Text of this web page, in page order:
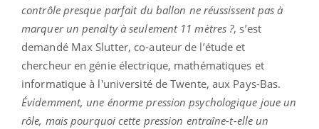
contrôle presque parfait du ballon ne réussissent pas à
marquer un penalty à seulement 11 mètres ?, s’est
demandé Max Slutter, co-auteur de l’étude et
chercheur en génie électrique, mathématiques et
informatique à l'université de Twente, aux Pays-Bas.
Évidemment, une énorme pression psychologique joue un
rôle, mais pourquoi cette pression entraîne-t-elle un